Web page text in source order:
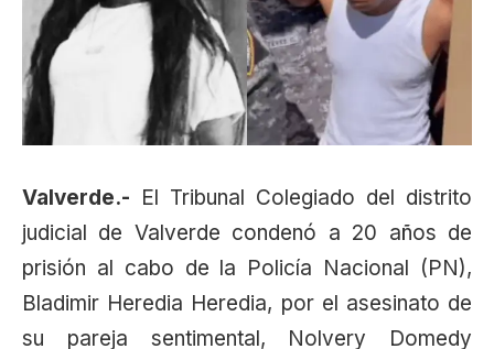
Valverde.- El Tribunal Colegiado del distrito
judicial de Valverde condenó a 20 años de
prisión al cabo de la Policía Nacional (PN),
Bladimir Heredia Heredia, por el asesinato de
su pareja sentimental, Nolvery Domedy